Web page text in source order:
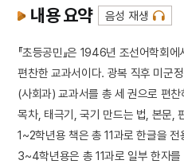
9 김구
내용 요약 음성 재생
『초등공민』은 1946년 조선어학회
편찬한 교과서이다. 광복 직후 미군
(사회과) 교과서를 총 세 권으로 편
목차, 태극기, 국기 만드는 법, 본문,
1~2학년용 책은 총 11과로 한글을
3~4학년용은 총 11과로 일부 한자